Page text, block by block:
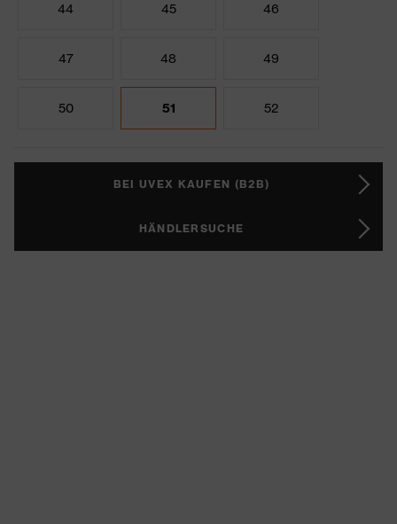
44 45 46
47 48 49
50 51 52
BEI UVEX KAUFEN (B2B)
HÄNDLERSUCHE